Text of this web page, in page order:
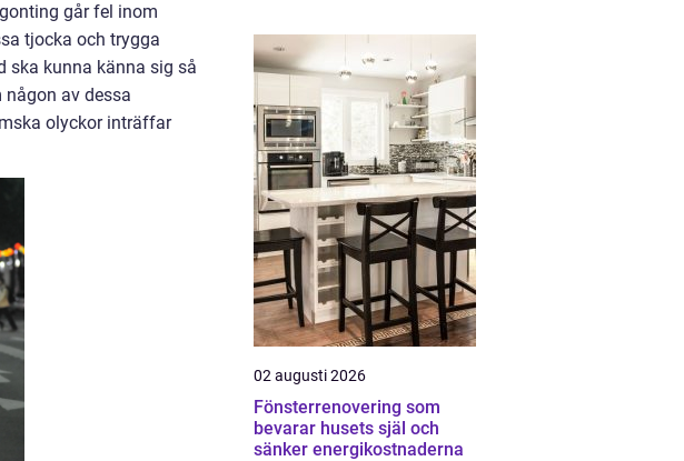
går fel inom
tjocka och trygga
ska kunna känna sig så
av dessa
olyckor inträffar
02 augusti 2026
Fönsterrenovering som
bevarar husets själ och
sänker energikostnaderna